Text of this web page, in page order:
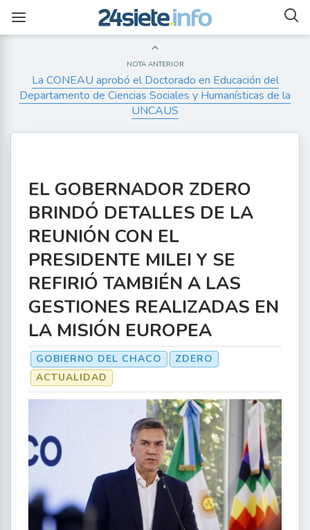
NOTA ANTERIOR
La CONEAU aprobó el Doctorado en Educación del
Departamento de Ciencias Sociales y Humanísticas de la
UNCAUS
EL GOBERNADOR ZDERO
BRINDÓ DETALLES DE LA
REUNIÓN CON EL
PRESIDENTE MILEI Y SE
REFIRIÓ TAMBIÉN A LAS
GESTIONES REALIZADAS EN
LA MISIÓN EUROPEA
GOBIERNO DEL CHACO
ZDERO
ACTUALIDAD